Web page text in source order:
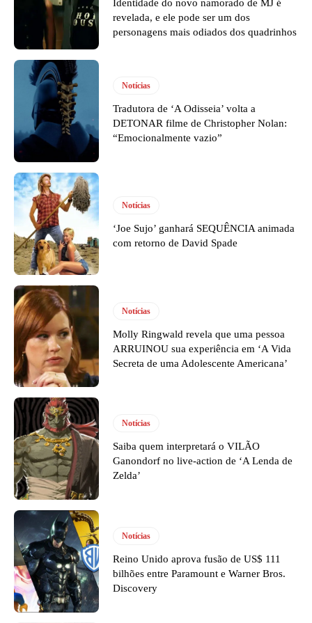
Identidade do novo namorado de MJ é
revelada, e ele pode ser um dos
personagens mais odiados dos quadrinhos
Notícias
Tradutora de ‘A Odisseia’ volta a
DETONAR filme de Christopher Nolan:
“Emocionalmente vazio”
Notícias
‘Joe Sujo’ ganhará SEQUÊNCIA animada
com retorno de David Spade
Notícias
Molly Ringwald revela que uma pessoa
ARRUINOU sua experiência em ‘A Vida
Secreta de uma Adolescente Americana’
Notícias
Saiba quem interpretará o VILÃO
Ganondorf no live-action de ‘A Lenda de
Zelda’
Notícias
Reino Unido aprova fusão de US$ 111
bilhões entre Paramount e Warner Bros.
Discovery